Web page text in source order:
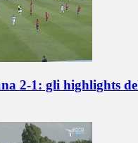
2-1: gli highlights